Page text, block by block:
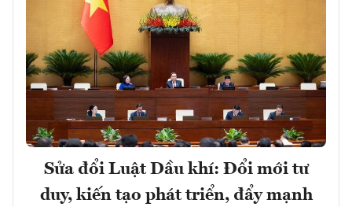
Sửa đổi Luật Dầu khí: Đổi mới tư
duy, kiến tạo phát triển, đẩy mạnh